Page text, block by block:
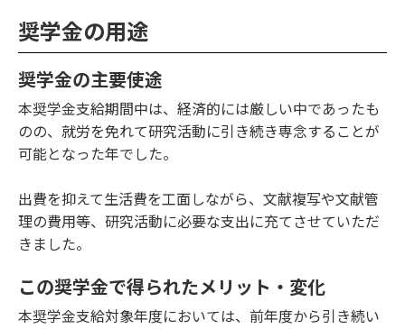
奨学金の用途
奨学金の主要使途
本奨学金支給期間中は、経済的には厳しい中であったも
のの、就労を免れて研究活動に引き続き専念することが
可能となった年でした。
出費を抑えて生活費を工面しながら、文献複写や文献管
理の費用等、研究活動に必要な支出に充てさせていただ
きました。
この奨学金で得られたメリット・変化
本奨学金支給対象年度においては、前年度から引き続い